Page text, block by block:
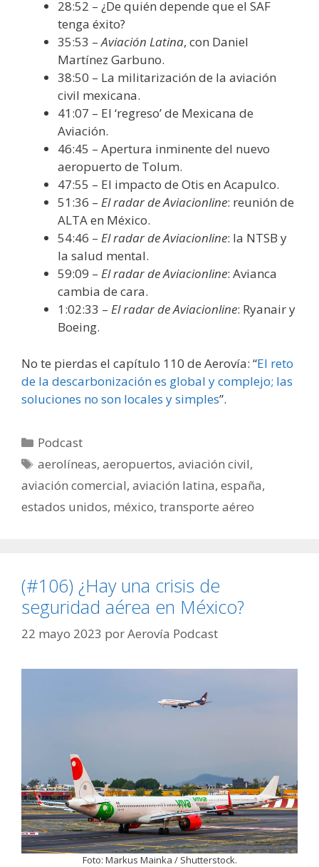
28:52 – ¿De quién depende que el SAF
tenga éxito?
35:53 –Aviación Latina, con Daniel
Martínez Garbuno.
38:50 – La militarización de la aviación
civil mexicana.
41:07 – El ‘regreso’ de Mexicana de
Aviación.
46:45 – Apertura inminente del nuevo
aeropuerto de Tolum.
47:55 – El impacto de Otis en Acapulco.
51:36 – El radar de Aviacionline: reunión de
ALTA en México.
54:46 – El radar de Aviacionline: la NTSB y
la salud mental.
59:09 – El radar de Aviacionline: Avianca
cambia de cara.
1:02:33 – El radar de Aviacionline: Ryanair y
Boeing.
No te pierdas el capítulo 110 de Aerovía: “El reto
de la descarbonización es global y complejo; las
soluciones no son locales y simples”.
Categorías
Podcast
Etiquetas
aerolíneas,aeropuertos,aviación civil,
aviación comercial, aviación latina, españa,
estados unidos, méxico, transporte aéreo
(#106) ¿Hay una crisis de
seguridad aérea en México?
22 mayo 2023 porAerovía Podcast
Foto: Markus Mainka / Shutterstock.